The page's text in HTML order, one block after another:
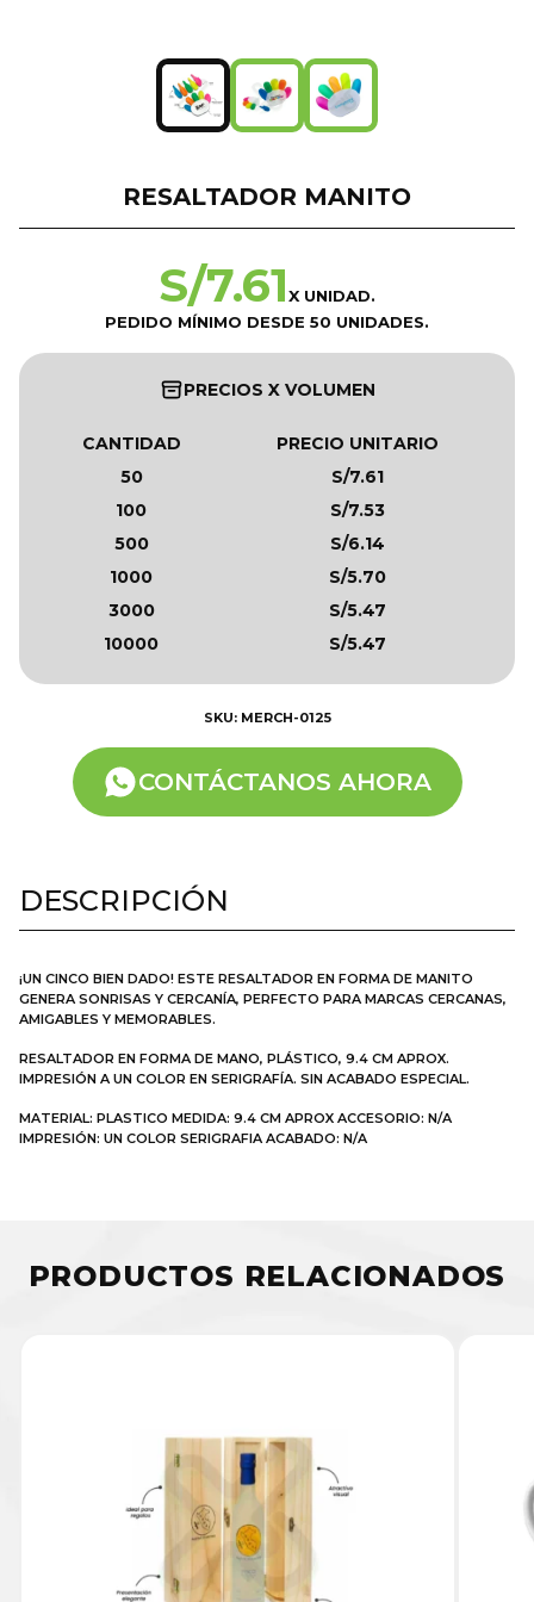
RESALTADOR MANITO
S/7.61X UNIDAD.
PEDIDO MÍNIMO DESDE 50 UNIDADES.
PRECIOS X VOLUMEN
CANTIDAD
PRECIO UNITARIO
50
S/7.61
100
S/7.53
500
S/6.14
1000
S/5.70
3000
S/5.47
10000
S/5.47
SKU: MERCH-0125
CONTÁCTANOS AHORA
DESCRIPCIÓN
¡UN CINCO BIEN DADO! ESTE RESALTADOR EN FORMA DE MANITO
GENERA SONRISAS Y CERCANÍA, PERFECTO PARA MARCAS CERCANAS,
AMIGABLES Y MEMORABLES.
RESALTADOR EN FORMA DE MANO, PLÁSTICO, 9.4 CM APROX.
IMPRESIÓN A UN COLOR EN SERIGRAFÍA. SIN ACABADO ESPECIAL.
MATERIAL: PLASTICO MEDIDA: 9.4 CM APROX ACCESORIO: N/A
IMPRESIÓN: UN COLOR SERIGRAFIA ACABADO: N/A
PRODUCTOS RELACIONADOS